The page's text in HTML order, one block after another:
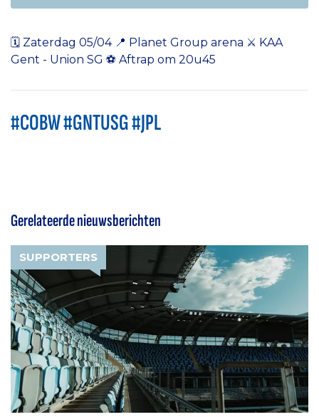
🗓 Zaterdag 05/04 📍 Planet Group arena ⚔️ KAA
Gent - Union SG ⚽️ Aftrap om 20u45
#COBW #GNTUSG #JPL
Gerelateerde nieuwsberichten
SUPPORTERS